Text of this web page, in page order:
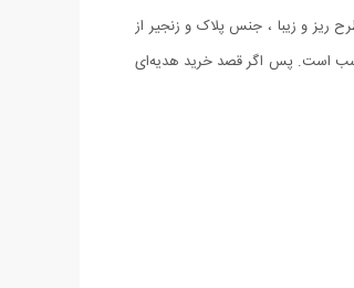
ریز و زیبا ، جنس پلاک و زنجیر از
مناسب است. پس اگر قصد خرید هدیه‌ای